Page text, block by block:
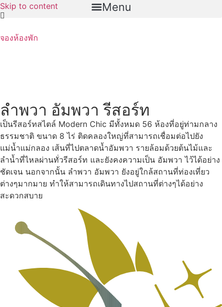
Skip to content
จองห้องพัก
Menu
ลำพวา อัมพวา รีสอร์ท
เป็นรีสอร์ทสไตล์ Modern Chic มีทั้งหมด 56 ห้องที่อยู่ท่ามกลาง
ธรรมชาติ ขนาด 8 ไร่ ติดคลองใหญ่ที่สามารถเชื่อมต่อไปยัง
แม่น้ำแม่กลอง เส้นที่ไปตลาดน้ำอัมพวา รายล้อมด้วยต้นไม้และ
ลำน้ำที่ไหลผ่านทั่วรีสอร์ท และยังคงความเป็น อัมพวา ไว้ได้อย่าง
ชัดเจน นอกจากนั้น ลำพวา อัมพวา ยังอยู่ใกล้สถานที่ท่องเที่ยว
ต่างๆมากมาย ทำให้สามารถเดินทางไปสถานที่ต่างๆได้อย่าง
สะดวกสบาย